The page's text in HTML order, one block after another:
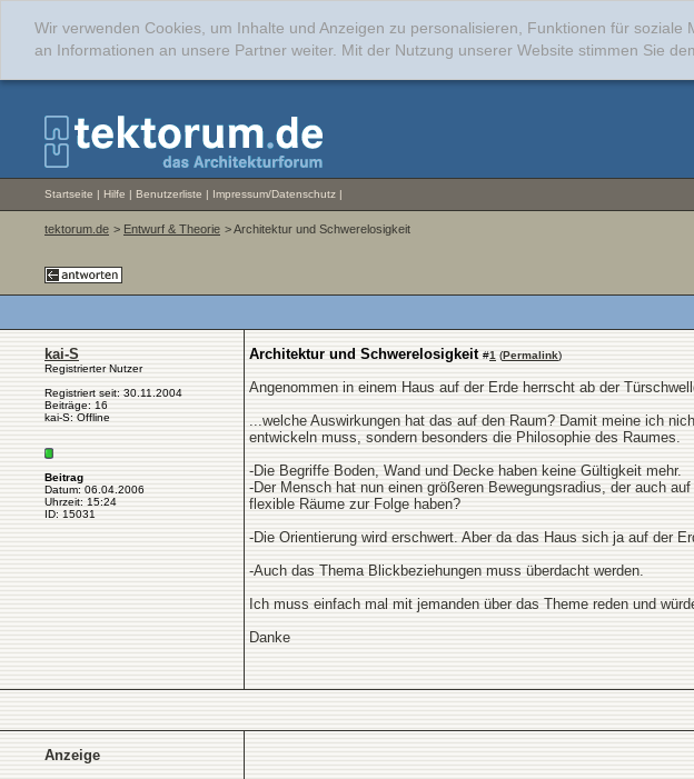
Wir verwenden Cookies, um Inhalte und Anzeigen zu personalisieren, Funktionen für
an Informationen an unsere Partner weiter. Mit der Nutzung unserer Website stimmen Sie
Startseite | Hilfe | Benutzerliste | Impressum/Datenschutz |
tektorum.de > Entwurf & Theorie > Architektur und Schwerelosigkeit
kai-S
Registrierter Nutzer
Registriert seit: 30.11.2004
Beiträge: 16
kai-S: Offline
Beitrag
Datum: 06.04.2006
Uhrzeit: 15:24
ID: 15031
Architektur und Schwerelosigkeit #1 (Permalink)
Angenommen in einem Haus auf der Erde herrscht ab der
...welche Auswirkungen hat das auf den Raum? Damit meine ich
entwickeln muss, sondern besonders die Philosophie des Raumes.
-Die Begriffe Boden, Wand und Decke haben keine Gültigkeit mehr.
-Der Mensch hat nun einen größeren Bewegungsradius, der auch
flexible Räume zur Folge haben?
-Die Orientierung wird erschwert. Aber da das Haus sich ja auf der
-Auch das Thema Blickbeziehungen muss überdacht werden.
Ich muss einfach mal mit jemanden über das Theme reden und
Danke
Anzeige